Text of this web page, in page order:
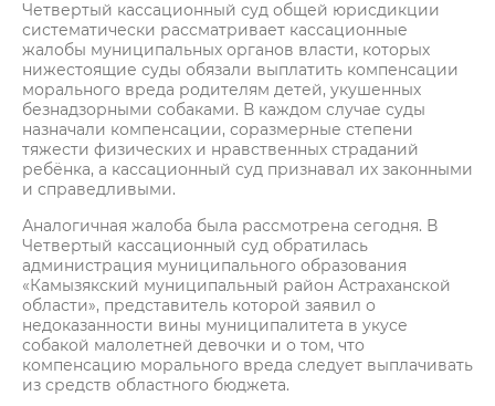
Четвертый кассационный суд общей юрисдикции
систематически рассматривает кассационные
жалобы муниципальных органов власти, которых
нижестоящие суды обязали выплатить компенсации
морального вреда родителям детей, укушенных
безнадзорными собаками. В каждом случае суды
назначали компенсации, соразмерные степени
тяжести физических и нравственных страданий
ребёнка, а кассационный суд признавал их законными
и справедливыми.
Аналогичная жалоба была рассмотрена сегодня. В
Четвертый кассационный суд обратилась
администрация муниципального образования
«Камызякский муниципальный район Астраханской
области», представитель которой заявил о
недоказанности вины муниципалитета в укусе
собакой малолетней девочки и о том, что
компенсацию морального вреда следует выплачивать
из средств областного бюджета.